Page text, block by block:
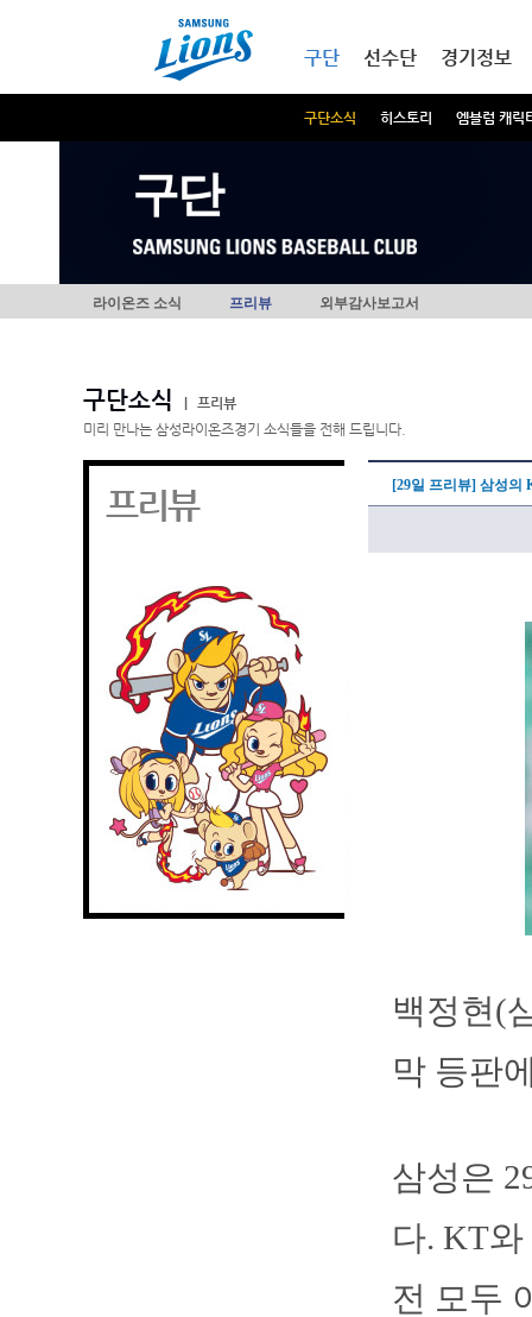
구단
구단소식 히스토리 엠블럼 캐릭
선수단 경기정보
구단
라이온즈 소식 프리뷰 외부감사보고서
구단소식
프리뷰
미리 만나는 삼성라이온즈경기 소식들을 전해 드립니다.
프리뷰 [29일 프리뷰] 삼성의
백정현(
막 등판
삼성은
다. KT
전 모두